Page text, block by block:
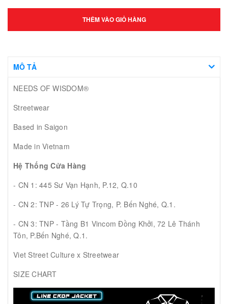
THÊM VÀO GIỎ HÀNG
MÔ TẢ
NEEDS OF WISDOM®
Streetwear
Based in Saigon
Made in Vietnam
Hệ Thống Cửa Hàng
- CN 1: 445 Sư Vạn Hạnh, P.12, Q.10
- CN 2: TNP - 26 Lý Tự Trọng, P. Bến Nghé, Q.1.
- CN 3: TNP - Tầng B1 Vincom Đồng Khởi, 72 Lê Thánh
Tôn, P.Bến Nghé, Q.1.
Viet Street Culture x Streetwear
SIZE CHART